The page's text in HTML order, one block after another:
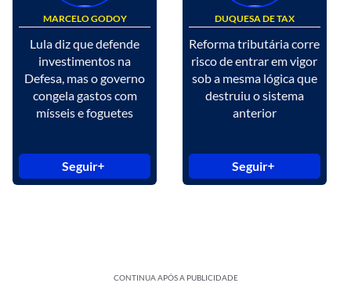
MARCELO GODOY
Lula diz que defende
investimentos na
Defesa, mas o governo
congela gastos com
mísseis e foguetes
Seguir
DUQUESA DE TAX
Reforma tributária corre
risco de entrar em vigor
sob a mesma lógica que
destruiu o sistema
anterior
Seguir
CONTINUA APÓS A PUBLICIDADE